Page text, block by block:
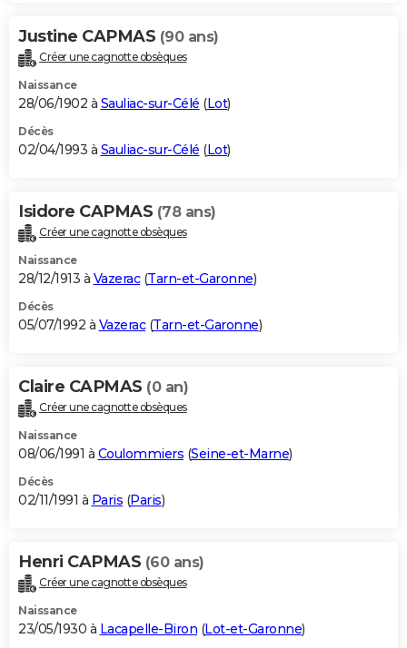
Justine CAPMAS (90 ans)
Créer une cagnotte obsèques
Naissance
28/06/1902 à Sauliac-sur-Célé (Lot)
Décès
02/04/1993 à Sauliac-sur-Célé (Lot)
Isidore CAPMAS (78 ans)
Créer une cagnotte obsèques
Naissance
28/12/1913 à Vazerac(Tarn-et-Garonne)
Décès
05/07/1992 à Vazerac(Tarn-et-Garonne)
Claire CAPMAS (0 an)
Créer une cagnotte obsèques
Naissance
08/06/1991 à Coulommiers (Seine-et-Marne)
Décès
02/11/1991 à Paris (Paris)
Henri CAPMAS (60 ans)
Créer une cagnotte obsèques
Naissance
23/05/1930 à Lacapelle-Biron (Lot-et-Garonne)